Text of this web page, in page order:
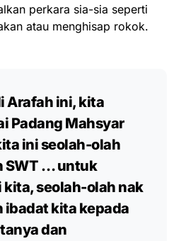
perkara sia-sia seperti
atau menghisap rokok.
Arafah ini, kita
Padang Mahsyar
ini seolah-olah
SWT … untuk
seolah-olah nak
ibadat kita kepada
dan